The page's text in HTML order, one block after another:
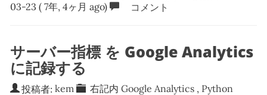
03-23 ( 7年, 4ヶ月 ago) コメント
サーバー指標 を Google Analytics
に記録する
投稿者: kem 右記内Google Analytics , Python